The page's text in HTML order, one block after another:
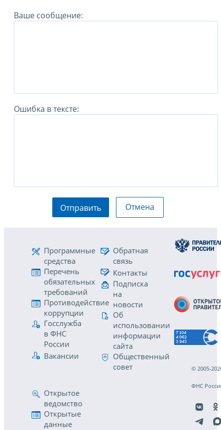
Ваше сообщение:
Ошибка в тексте:
Отправить Отмена
Программные
средства
Перечень
обязательных
требований
Противодействие
коррупции
Госслужба
в ФНС
России
Вакансии
Обратная
связь
Контакты
Подписка
на
новости
Об
использовании
информации
сайта
Общественный
совет
Открытое
ведомство
Открытые
данные
© 2005-
ФНС